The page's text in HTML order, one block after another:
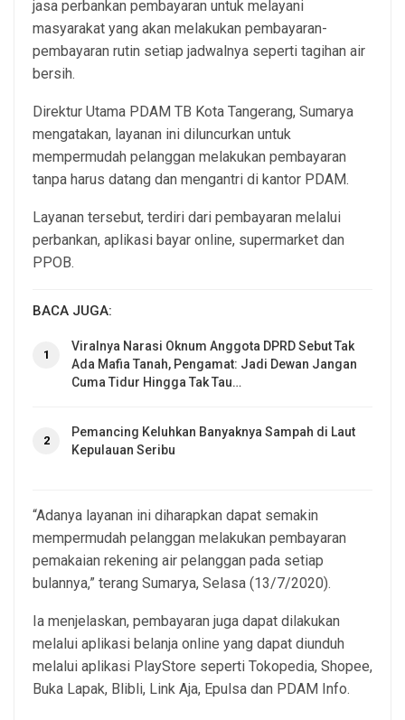
jasa perbankan pembayaran untuk melayani
masyarakat yang akan melakukan pembayaran-
pembayaran rutin setiap jadwalnya seperti tagihan air
bersih.
Direktur Utama PDAM TB Kota Tangerang, Sumarya
mengatakan, layanan ini diluncurkan untuk
mempermudah pelanggan melakukan pembayaran
tanpa harus datang dan mengantri di kantor PDAM.
Layanan tersebut, terdiri dari pembayaran melalui
perbankan, aplikasi bayar online, supermarket dan
PPOB.
BACA JUGA:
1
Viralnya Narasi Oknum Anggota DPRD Sebut Tak
Ada Mafia Tanah, Pengamat: Jadi Dewan Jangan
Cuma Tidur Hingga Tak Tau…
2
Pemancing Keluhkan Banyaknya Sampah di Laut
Kepulauan Seribu
“Adanya layanan ini diharapkan dapat semakin
mempermudah pelanggan melakukan pembayaran
pemakaian rekening air pelanggan pada setiap
bulannya,” terang Sumarya, Selasa (13/7/2020).
Ia menjelaskan, pembayaran juga dapat dilakukan
melalui aplikasi belanja online yang dapat diunduh
melalui aplikasi PlayStore seperti Tokopedia, Shopee,
Buka Lapak, Blibli, Link Aja, Epulsa dan PDAM Info.